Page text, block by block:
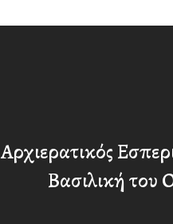
Αρχιερατικός
Βασιλική του